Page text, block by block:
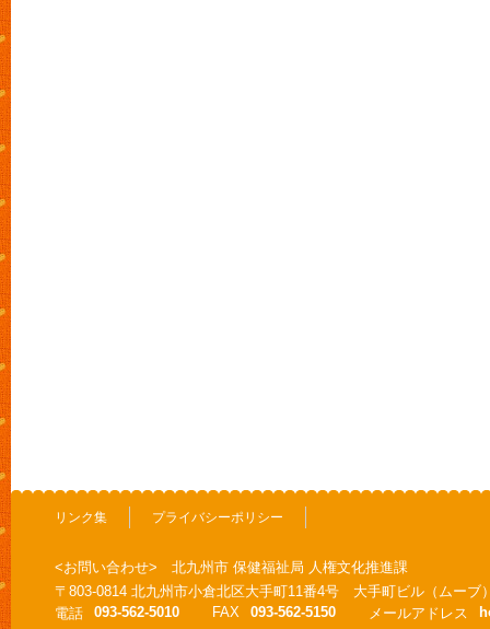
リンク集 プライバシーポリシー
<お問い合わせ> 北九州市 保健福祉局 人権文化推進課
〒803-0814 北九州市小倉北区大手町11番4号 大手町ビル（ムーブ
電話
093-562-5010 FAX 093-562-5150 メールアドレス